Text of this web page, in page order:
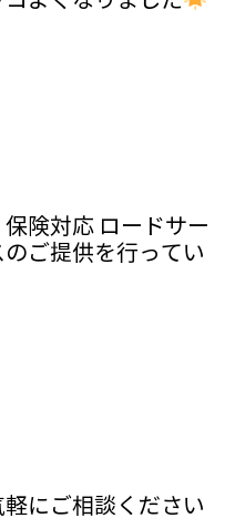
険対応 ロードサー
ご提供を行ってい
にご相談ください